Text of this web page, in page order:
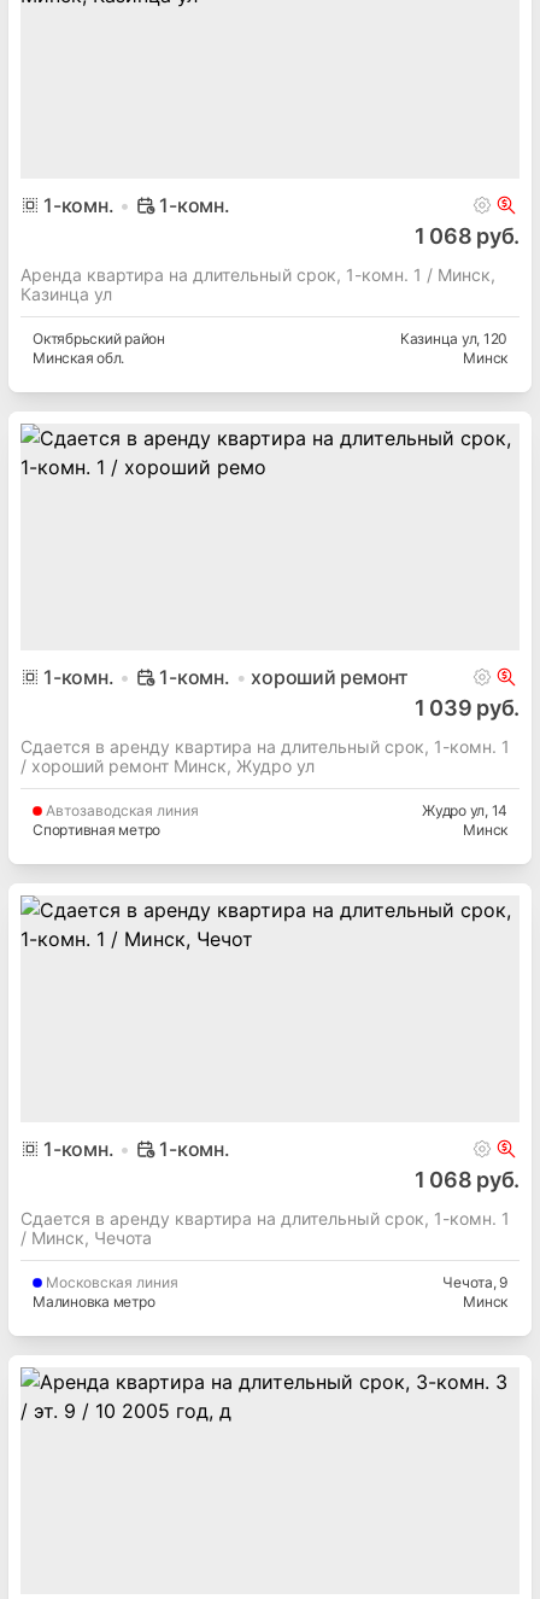
1-комн. 1-комн.
1 068 руб.
Аренда квартира на длительный срок, 1-комн. 1 / Минск,
Казинца ул
Октябрьскийрайон
Минская обл.
Казинца ул, 120
Минск
1-комн. 1-комн. хороший ремонт
1 039 руб.
Сдается в аренду квартира на длительный срок, 1-комн. 1
/ хороший ремонт Минск, Жудро ул
Автозаводская линия
Спортивная метро
Жудро ул, 14
Минск
1-комн. 1-комн.
1 068 руб.
Сдается в аренду квартира на длительный срок, 1-комн. 1
/ Минск, Чечота
Московская линия
Малиновка метро
Чечота, 9
Минск